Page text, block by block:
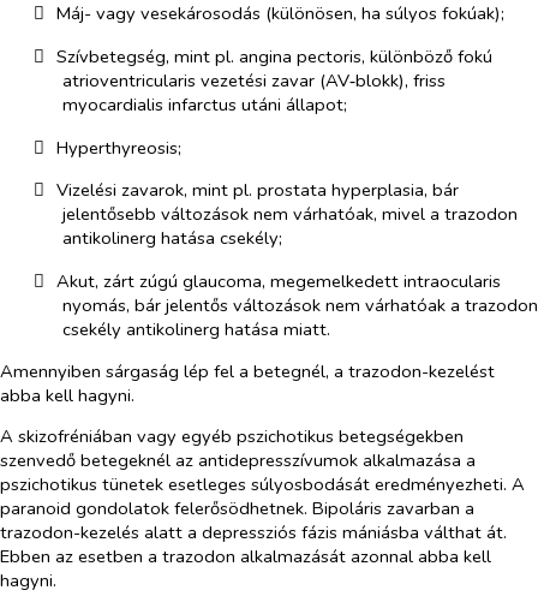
​ Máj- vagy vesekárosodás (különösen, ha súlyos fokúak);
​ Szívbetegség, mint pl. angina pectoris, különböző fokú
atrioventricularis vezetési zavar (AV‑blokk), friss
myocardialis infarctus utáni állapot;
​ Hyperthyreosis;
​ Vizelési zavarok, mint pl. prostata hyperplasia, bár
jelentősebb változások nem várhatóak, mivel a trazodon
antikolinerg hatása csekély;
​ Akut, zárt zúgú glaucoma, megemelkedett intraocularis
nyomás, bár jelentős változások nem várhatóak a trazodon
csekély antikolinerg hatása miatt.
Amennyiben sárgaság lép fel a betegnél, a trazodon-kezelést
abba kell hagyni.
A skizofréniában vagy egyéb pszichotikus betegségekben
szenvedő betegeknél az antidepresszívumok alkalmazása a
pszichotikus tünetek esetleges súlyosbodását eredményezheti. A
paranoid gondolatok felerősödhetnek. Bipoláris zavarban a
trazodon-kezelés alatt a depressziós fázis mániásba válthat át.
Ebben az esetben a trazodon alkalmazását azonnal abba kell
hagyni.